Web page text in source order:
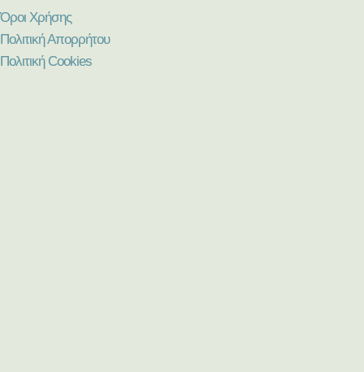
Όροι Χρήσης
Πολιτική Απορρήτου
Πολιτική Cookies